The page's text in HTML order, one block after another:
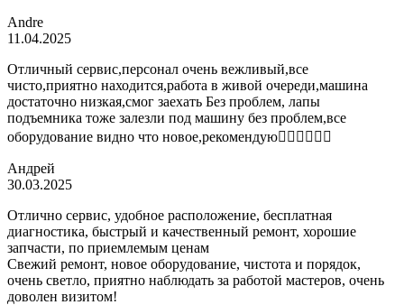
Andre
11.04.2025
Отличный сервис,персонал очень вежливый,все
чисто,приятно находится,работа в живой очереди,машина
достаточно низкая,смог заехать Без проблем, лапы
подъемника тоже залезли под машину без проблем,все
оборудование видно что новое,рекомендую👍🏼👍🏼👍🏼
Андрей
30.03.2025
Отлично сервис, удобное расположение, бесплатная
диагностика, быстрый и качественный ремонт, хорошие
запчасти, по приемлемым ценам
Свежий ремонт, новое оборудование, чистота и порядок,
очень светло, приятно наблюдать за работой мастеров, очень
доволен визитом!